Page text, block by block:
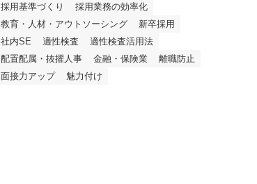
採用基準づくり
採用業務の効率化
教育・人材・アウトソーシング
新卒採用
社内SE
適性検査
適性検査活用法
配置配属・抜擢人事
金融・保険業
離職防止
面接力アップ
魅力付け